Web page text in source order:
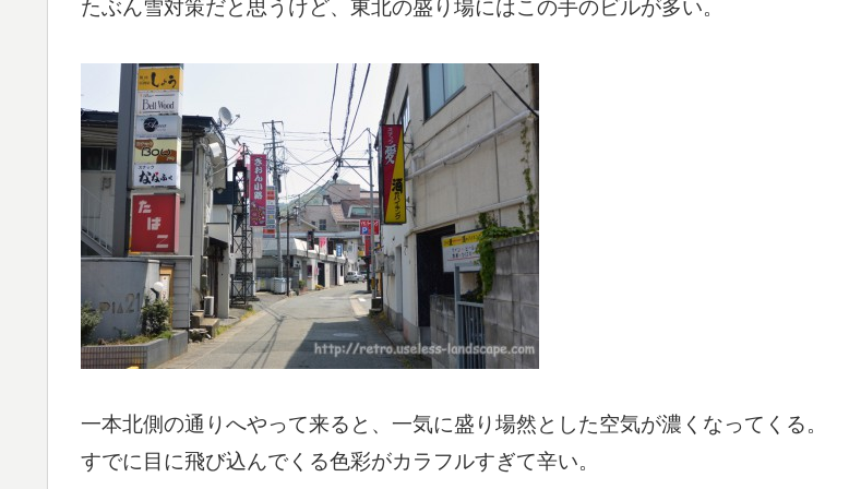
たぶん雪対策だと思うけど、東北の盛り場にはこの手のビルが多い。
一本北側の通りへやって来ると、一気に盛り場然とした空気が濃くなってくる。
すでに目に飛び込んでくる色彩がカラフルすぎて辛い。